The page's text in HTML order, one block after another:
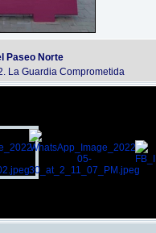
Paseo Norte
La Guardia Comprometida